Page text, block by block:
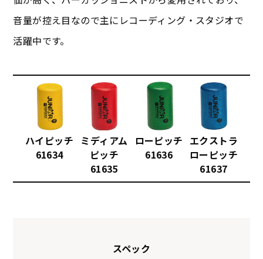
音量が控え目なので主にレコーディング・スタジオで
活躍中です。
ハイピッチ
61634
ミディアム
ピッチ
61635
ローピッチ
61636
エクストラ
ローピッチ
61637
スペック